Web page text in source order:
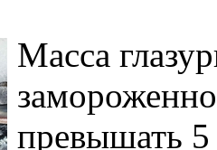
Масса
превышать